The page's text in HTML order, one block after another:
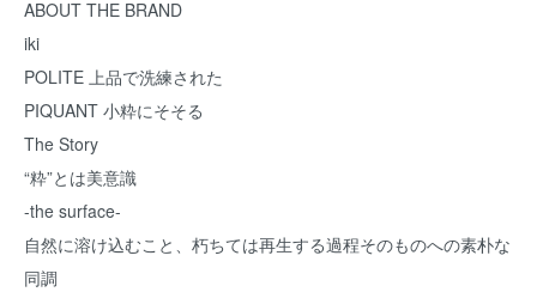
ABOUT THE BRAND
iki
POLITE 上品で洗練された
PIQUANT 小粋にそそる
The Story
“粋”とは美意識
-the surface-
自然に溶け込むこと、朽ちては再生する過程そのものへの素朴な
同調